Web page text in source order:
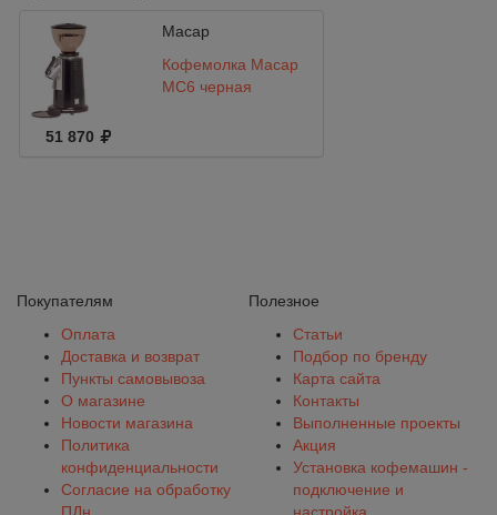
Macap
Кофемолка Macap
MC6 черная
51 870
Покупателям
Оплата
Доставка и возврат
Пункты самовывоза
О магазине
Новости магазина
Политика
конфиденциальности
Согласие на обработку
Полезное
Статьи
Подбор по бренду
Карта сайта
Контакты
Выполненные проекты
Акция
Установка кофемашин -
подключение и